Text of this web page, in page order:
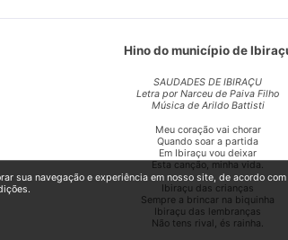
sua navegação e experiência em nosso site, de acordo
Hino do município de
SAUDADES DE IBIRAÇU
Letra por Narceu de Paiva Filho
Música de Arildo Battisti
Meu coração vai chorar
Quando soar a partida
Em Ibiraçu vou deixar
Esta canção, minha vida.
Ibiraçu das crianças
Sempre a brincar na biquinha
Ibiraçu das lembranças
Não tens rival, és rainha.